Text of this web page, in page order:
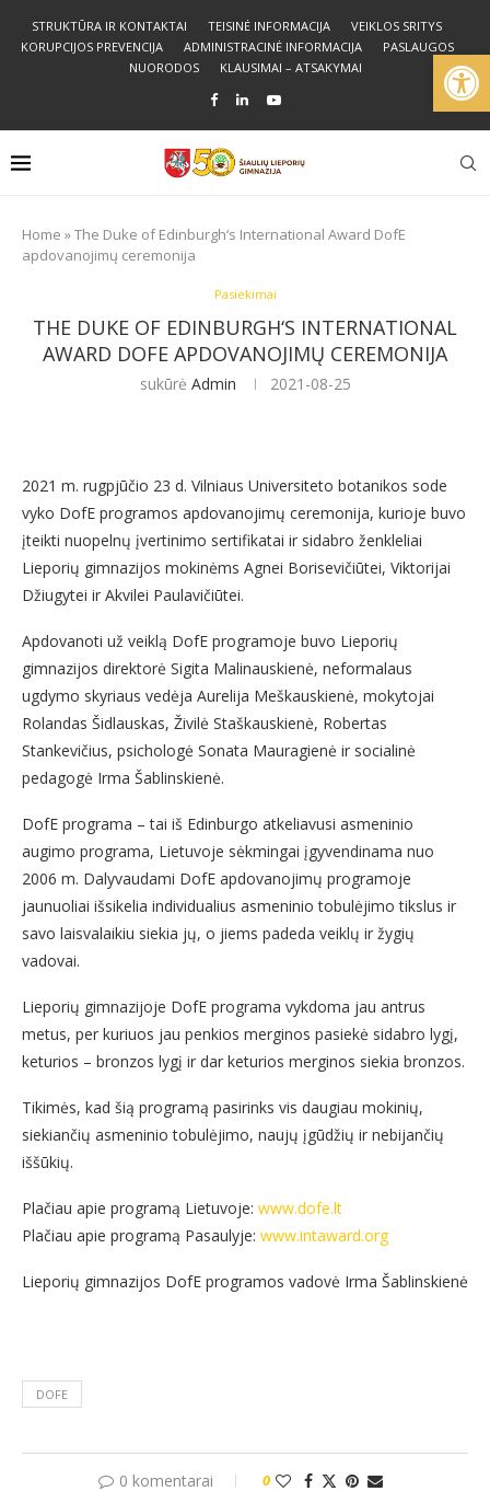
STRUKTŪRA IR KONTAKTAI TEISINĖ INFORMACIJA
VEIKLOS SRITYS
KORUPCIJOS PREVENCIJA
ADMINISTRACINĖ INFORMACIJA
PASLAUGOS
NUORODOS
KLAUSIMAI – ATSAKYMAI
Home »The Duke of Edinburgh‘s International Award DofE
apdovanojimų ceremonija
Pasiekimai
THE DUKE OF EDINBURGH‘S INTERNATIONAL
AWARD DOFE APDOVANOJIMŲ CEREMONIJA
sukūrė Admin 2021-08-25
2021 m. rugpjūčio 23 d. Vilniaus Universiteto botanikos sode
vyko DofE programos apdovanojimų ceremonija, kurioje buvo
įteikti nuopelnų įvertinimo sertifikatai ir sidabro ženkleliai
Lieporių gimnazijos mokinėms Agnei Borisevičiūtei, Viktorijai
Džiugytei ir Akvilei Paulavičiūtei.
Apdovanoti už veiklą DofE programoje buvo Lieporių
gimnazijos direktorė Sigita Malinauskienė, neformalaus
ugdymo skyriaus vedėja Aurelija Meškauskienė, mokytojai
Rolandas Šidlauskas, Živilė Staškauskienė, Robertas
Stankevičius, psichologė Sonata Mauragienė ir socialinė
pedagogė Irma Šablinskienė.
DofE programa – tai iš Edinburgo atkeliavusi asmeninio
augimo programa, Lietuvoje sėkmingai įgyvendinama nuo
2006 m. Dalyvaudami DofE apdovanojimų programoje
jaunuoliai išsikelia individualius asmeninio tobulėjimo tikslus ir
savo laisvalaikiu siekia jų, o jiems padeda veiklų ir žygių
vadovai.
Lieporių gimnazijoje DofE programa vykdoma jau antrus
metus, per kuriuos jau penkios merginos pasiekė sidabro lygį,
keturios – bronzos lygį ir dar keturios merginos siekia bronzos.
Tikimės, kad šią programą pasirinks vis daugiau mokinių,
siekiančių asmeninio tobulėjimo, naujų įgūdžių ir nebijančių
iššūkių.
Plačiau apie programą Lietuvoje: www.dofe.lt
Plačiau apie programą Pasaulyje: www.intaward.org
Lieporių gimnazijos DofE programos vadovė Irma Šablinskienė
DOFE
0 komentarai 0